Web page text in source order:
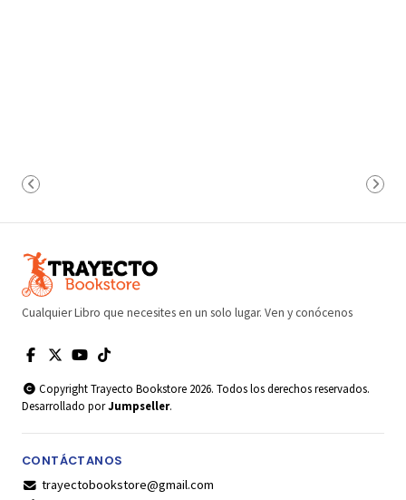
Cualquier Libro que necesites en un solo lugar. Ven y conócenos
Copyright Trayecto Bookstore 2026. Todos los derechos reservados.
Desarrollado porJumpseller.
CONTÁCTANOS
trayectobookstore@gmail.com